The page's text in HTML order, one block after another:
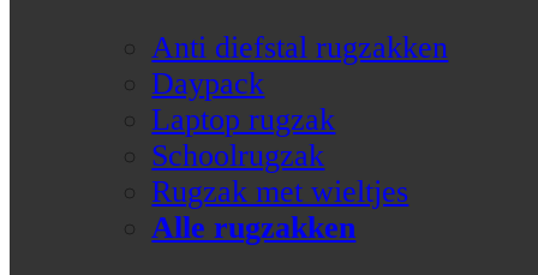
Anti diefstal rugzakken
Daypack
Laptop rugzak
Schoolrugzak
Rugzak met wieltjes
Alle rugzakken